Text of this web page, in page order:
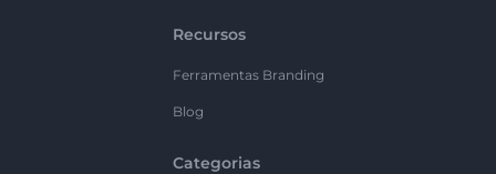
Recursos
Ferramentas Branding
Blog
Categorias